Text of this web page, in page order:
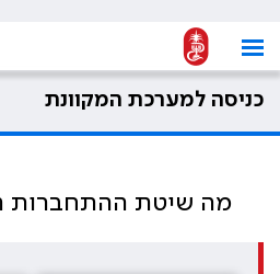
כניסה למערכת המקוונת
מה שיטת ההתחברות